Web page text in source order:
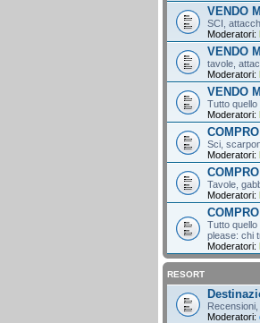
VENDO
SCI,
Moderatori:
VENDO
tavole,
Moderatori:
VENDO
Tutto quello
Moderatori:
Sci,
Moderatori:
Tavole,
Moderatori:
Tutto quello
please: chi
Moderatori:
RESORT
Moderatori: